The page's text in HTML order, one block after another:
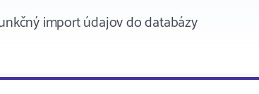
import údajov do databázy